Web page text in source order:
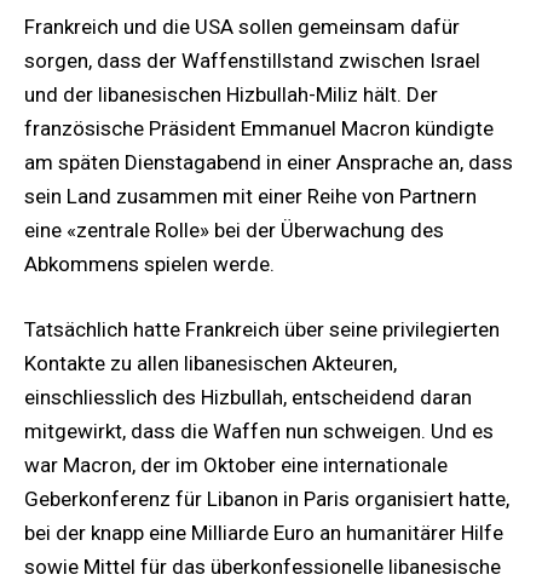
Frankreich und die USA sollen gemeinsam dafür
sorgen, dass der Waffenstillstand zwischen Israel
und der libanesischen Hizbullah-Miliz hält. Der
französische Präsident Emmanuel Macron kündigte
am späten Dienstagabend in einer Ansprache an, dass
sein Land zusammen mit einer Reihe von Partnern
eine «zentrale Rolle» bei der Überwachung des
Abkommens spielen werde.
Tatsächlich hatte Frankreich über seine privilegierten
Kontakte zu allen libanesischen Akteuren,
einschliesslich des Hizbullah, entscheidend daran
mitgewirkt, dass die Waffen nun schweigen. Und es
war Macron, der im Oktober eine internationale
Geberkonferenz für Libanon in Paris organisiert hatte,
bei der knapp eine Milliarde Euro an humanitärer Hilfe
sowie Mittel für das überkonfessionelle libanesische